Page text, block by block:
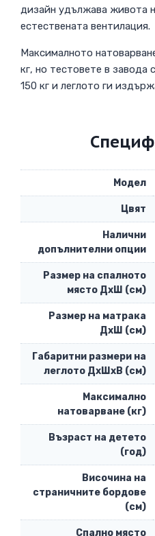
дизайн удължава живота
естествената вентилация.
Максималното
кг, но тестовете в завода
150 кг и леглото ги
Модел
Цвят
Налични
допълнителни опции
Размер на спалното
място ДхШ (см)
Размер на матрака
ДхШ (см)
Габаритни размери на
леглото ДхШхВ (см)
Максимално
натоварване (кг)
Възраст на детето
(год)
Височина на
страничните бордове
(см)
Спално място